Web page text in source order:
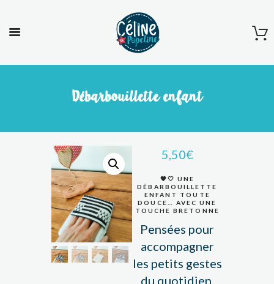
Débarbouillette enfant
5,50€
🖤🤍 UNE
DÉBARBOUILLETTE
ENFANT TOUTE
DOUCE… AVEC UNE
TOUCHE BRETONNE
Pensées pour
accompagner
les petits gestes
du quotidien,